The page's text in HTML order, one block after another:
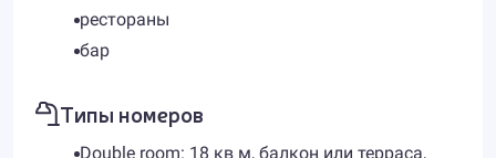
рестораны
бар
Типы номеров
Double room: 18 кв м, балкон или терраса,